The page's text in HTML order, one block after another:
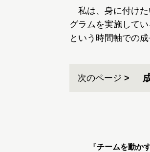
私は、身に付けた
グラムを実施して
という時間軸での
次のページ
『チームを動か